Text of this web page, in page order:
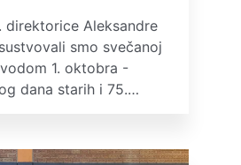
direktorice Aleksandre
smo svečanoj
1. oktobra -
dana starih i 75.…